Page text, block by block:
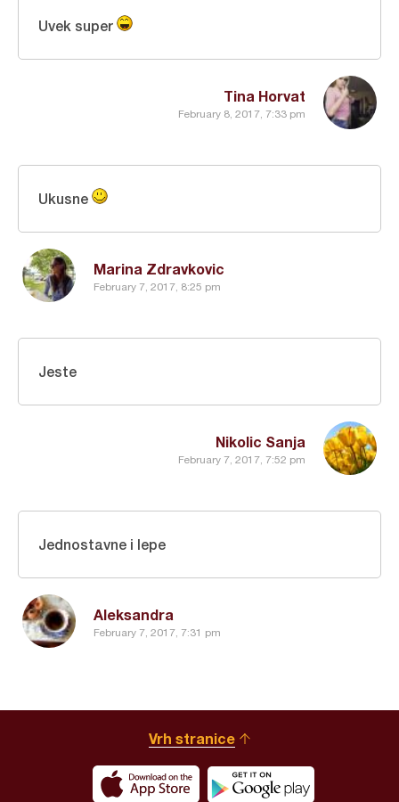
Tina Horvat
February 8, 2017, 7:33 pm
Uvek super
Marina Zdravkovic
February 7, 2017, 8:25 pm
Ukusne
Nikolic Sanja
February 7, 2017, 7:52 pm
Jeste
Aleksandra
February 7, 2017, 7:31 pm
Jednostavne i lepe
Vrh stranice